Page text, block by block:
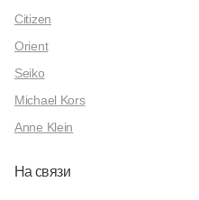
Citizen
Orient
Seiko
Michael Kors
Anne Klein
На связи